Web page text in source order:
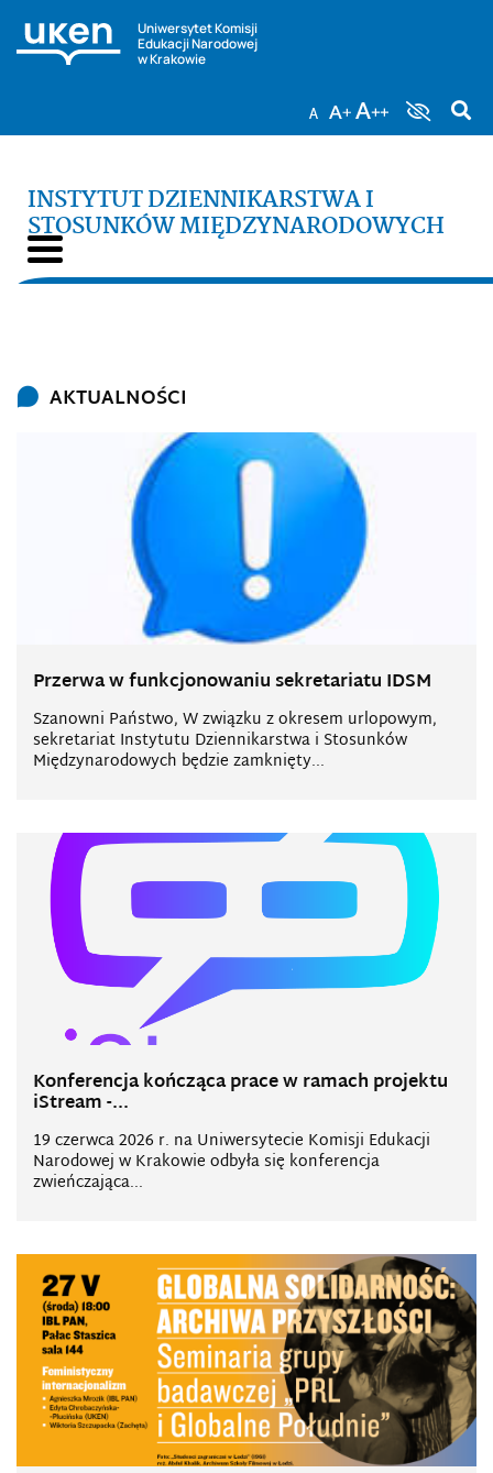
Uniwersytet Komisji
Edukacji Narodowej
w Krakowie
INSTYTUT DZIENNIKARSTWA I
STOSUNKÓW MIĘDZYNARODOWYCH
AKTUALNOŚCI
Przerwa w funkcjonowaniu sekretariatu IDSM
Szanowni Państwo, W związku z okresem urlopowym,
sekretariat Instytutu Dziennikarstwa i Stosunków
Międzynarodowych będzie zamknięty...
Konferencja kończąca prace w ramach projektu
iStream -...
19 czerwca 2026 r. na Uniwersytecie Komisji Edukacji
Narodowej w Krakowie odbyła się konferencja
zwieńczająca...